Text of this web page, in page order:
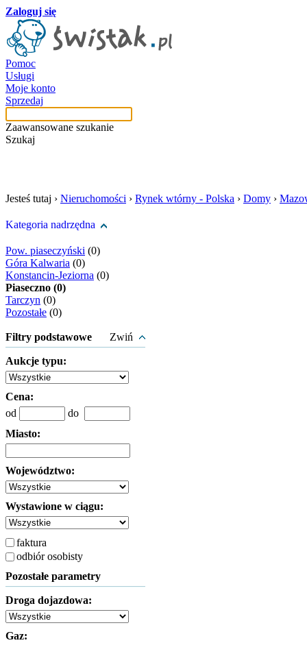
Zaloguj się
Pomoc
Usługi
Moje konto
Sprzedaj
Zaawansowane szukanie
Szukaj
Jesteś tutaj › Nieruchomości › Rynek wtórny - Polska › Domy ›
Kategoria nadrzędna
Pow. piaseczyński (0)
Góra Kalwaria (0)
Konstancin-Jeziorna (0)
Piaseczno (0)
Tarczyn (0)
Pozostałe (0)
Filtry podstawowe Zwiń
Aukcje typu:
Cena:
od
do
Miasto:
Województwo:
Wystawione w ciągu:
faktura
odbiór osobisty
Pozostałe parametry
Droga dojazdowa:
Gaz: